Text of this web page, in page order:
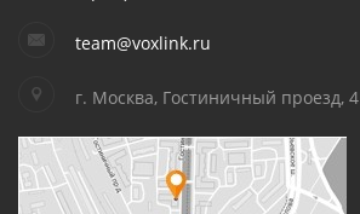
team@voxlink.ru
г. Москва, Гостиничный проезд, 4